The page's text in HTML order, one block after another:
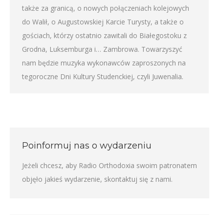
także za granicą, o nowych połączeniach kolejowych
do Walił, o Augustowskiej Karcie Turysty, a także o
gościach, którzy ostatnio zawitali do Białegostoku z
Grodna, Luksemburga i… Zambrowa. Towarzyszyć
nam będzie muzyka wykonawców zaproszonych na
tegoroczne Dni Kultury Studenckiej, czyli Juwenalia.
Poinformuj nas o wydarzeniu
Jeżeli chcesz, aby Radio Orthodoxia swoim patronatem
objęło jakieś wydarzenie, skontaktuj się z nami.